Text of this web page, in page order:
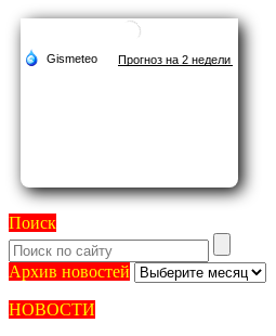
Поиск
Архив новостей
Архив
НОВОСТИ